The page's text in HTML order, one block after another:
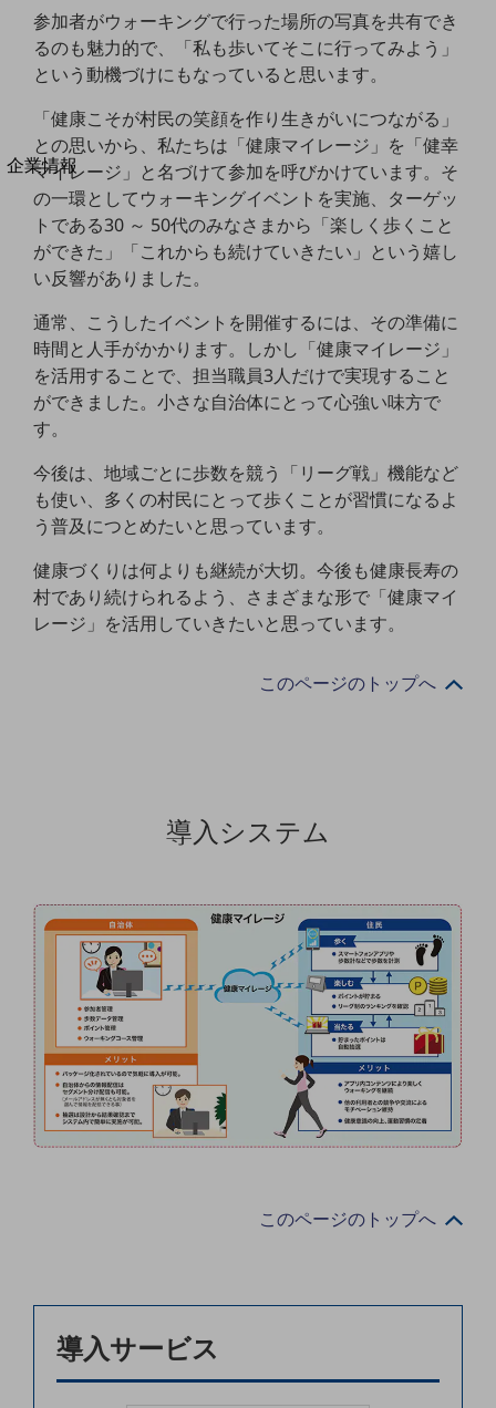
新規会員登録/ログインはこちら
100回線以上のお問い合わせ・お見積りはこちら
別ウィンドウで開きます
企業情報
企業情報TOP
会社案内
会社案内TOP
社長からのご挨拶
事業拠点
グループ会社
会社案内パンフレット
ニュースルーム
ニュースルームTOP
ニュースリリース
地域からの発表
NTTドコモビジネスグループのサステナビリティ
サステナビリティレポート
ダイバーシティ
経営情報
経営情報TOP
決算公告
電子公告
基礎的電気通信役務損益明細表
人材育成制度
広告・協賛
参加者がウォーキングで行った場所の写真を共有でき
るのも魅力的で、「私も歩いてそこに行ってみよう」
という動機づけにもなっていると思います。
「健康こそが村民の笑顔を作り生きがいにつながる」
との思いから、私たちは「健康マイレージ」を「健幸
マイレージ」と名づけて参加を呼びかけています。そ
の一環としてウォーキングイベントを実施、ターゲッ
トである30 ～ 50代のみなさまから「楽しく歩くこと
ができた」「これからも続けていきたい」という嬉し
い反響がありました。
通常、こうしたイベントを開催するには、その準備に
時間と人手がかかります。しかし「健康マイレージ」
を活用することで、担当職員3人だけで実現すること
ができました。小さな自治体にとって心強い味方で
す。
今後は、地域ごとに歩数を競う「リーグ戦」機能など
も使い、多くの村民にとって歩くことが習慣になるよ
う普及につとめたいと思っています。
健康づくりは何よりも継続が大切。今後も健康長寿の
村であり続けられるよう、さまざまな形で「健康マイ
レージ」を活用していきたいと思っています。
このページのトップへ
導入システム
このページのトップへ
導入サービス